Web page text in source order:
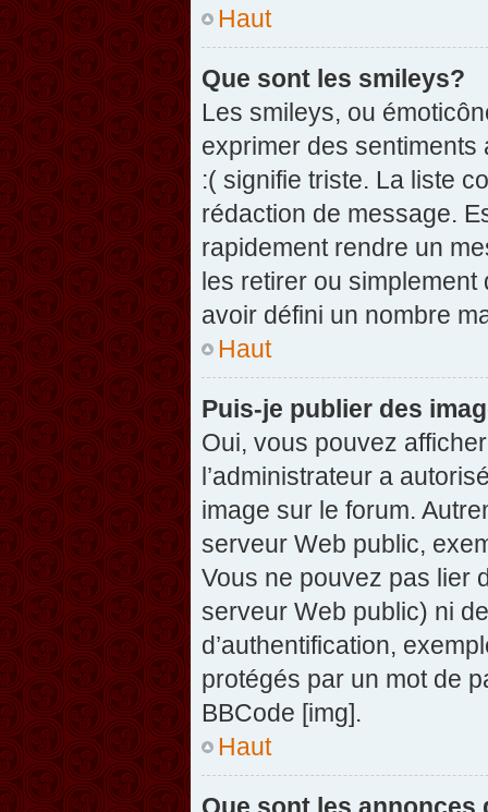
Haut
Que sont les smileys?
Les smileys, ou
exprimer des
:( signifie triste. La liste
rédaction de message.
rapidement rendre un
les retirer ou simplement
avoir défini un nombre
Haut
Puis-je publier des
Oui, vous pouvez
l’administrateur a
image sur le forum.
serveur Web public,
Vous ne pouvez pas lier
serveur Web public) ni
d’authentification,
protégés par un mot de
BBCode [img].
Haut
Que sont les annonces